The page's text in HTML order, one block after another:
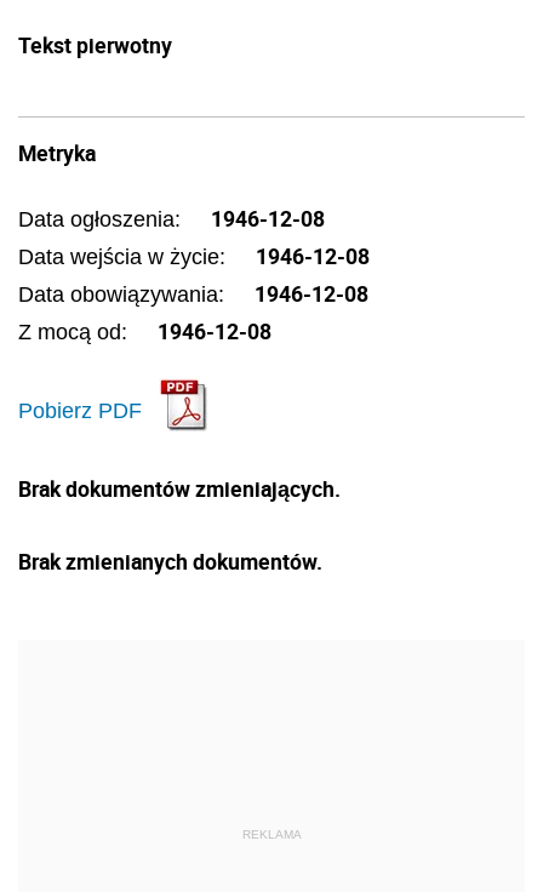
Tekst pierwotny
Metryka
Data ogłoszenia: 1946-12-08
Data wejścia w życie: 1946-12-08
Data obowiązywania: 1946-12-08
Z mocą od: 1946-12-08
Pobierz PDF
Brak dokumentów zmieniających.
Brak zmienianych dokumentów.